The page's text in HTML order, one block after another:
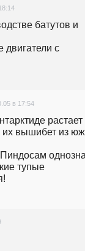
батутов и
в 17:54
растает
их вышибет из
тупые